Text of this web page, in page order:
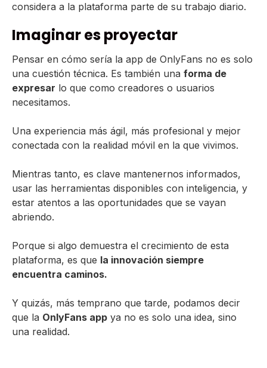
considera a la plataforma parte de su trabajo diario.
Imaginar es proyectar
Pensar en cómo sería la app de OnlyFans no es solo
una cuestión técnica. Es también una forma de
expresar lo que como creadores o usuarios
necesitamos.
Una experiencia más ágil, más profesional y mejor
conectada con la realidad móvil en la que vivimos.
Mientras tanto, es clave mantenernos informados,
usar las herramientas disponibles con inteligencia, y
estar atentos a las oportunidades que se vayan
abriendo.
Porque si algo demuestra el crecimiento de esta
plataforma, es que la innovación siempre
encuentra caminos.
Y quizás, más temprano que tarde, podamos decir
que la OnlyFans app ya no es solo una idea, sino
una realidad.